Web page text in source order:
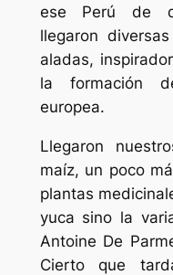
ese Perú de
llegaron
aladas,
la formación
europea.
Llegaron
maíz, un poco
plantas
yuca sino la
Antoine De
Cierto que